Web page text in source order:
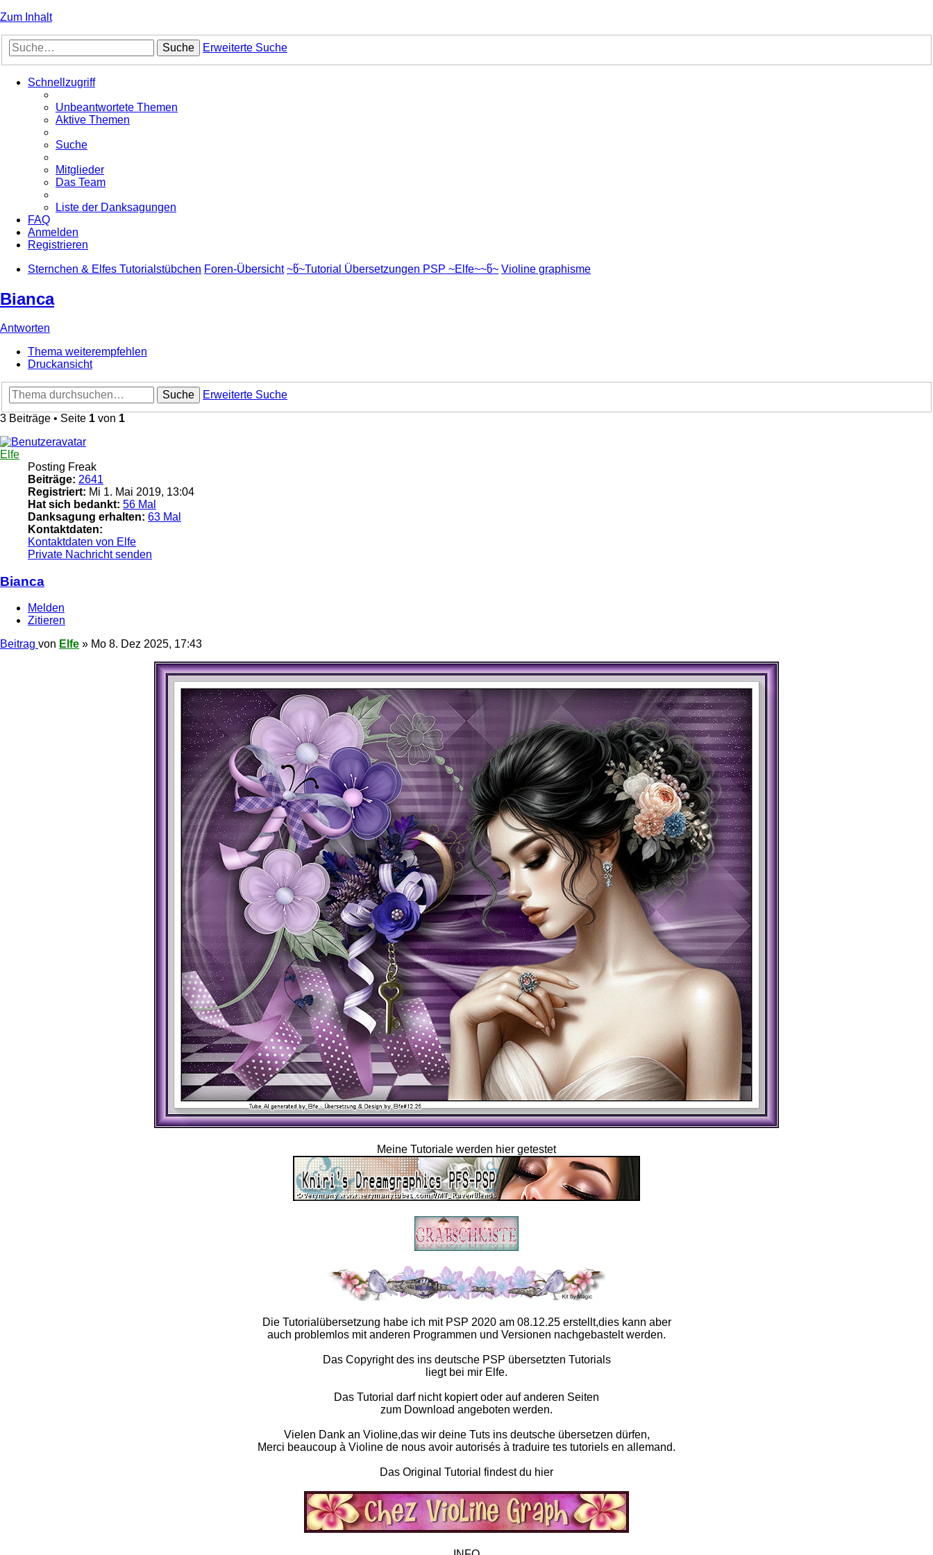
Zum Inhalt
Suche Erweiterte Suche
Schnellzugriff
Unbeantwortete Themen
Aktive Themen
Suche
Mitglieder
Das Team
Liste der Danksagungen
FAQ
Anmelden
Registrieren
Sternchen & Elfes Tutorialstübchen Foren-Übersicht ~წ~Tutorial Übersetzungen PSP ~Elfe~~წ~ Violine graphisme
Bianca
Antworten
Thema weiterempfehlen
Druckansicht
Suche
Erweiterte Suche
3 Beiträge • Seite 1 von 1
Elfe
Posting Freak
Beiträge: 2641
Registriert: Mi 1. Mai 2019, 13:04
Hat sich bedankt: 56 Mal
Danksagung erhalten: 63 Mal
Kontaktdaten:
Kontaktdaten von Elfe
Private Nachricht senden
Bianca
Melden
Zitieren
Beitrag von Elfe » Mo 8. Dez 2025, 17:43
Meine Tutoriale werden hier getestet
Die Tutorialübersetzung habe ich mit PSP 2020 am 08.12.25 erstellt,dies kann aber
auch problemlos mit anderen Programmen und Versionen nachgebastelt werden.
Das Copyright des ins deutsche PSP übersetzten Tutorials
liegt bei mir Elfe.
Das Tutorial darf nicht kopiert oder auf anderen Seiten
zum Download angeboten werden.
Vielen Dank an Violine,das wir deine Tuts ins deutsche übersetzen dürfen,
Merci beaucoup à Violine de nous avoir autorisés à traduire tes tutoriels en allemand.
Das Original Tutorial findest du hier